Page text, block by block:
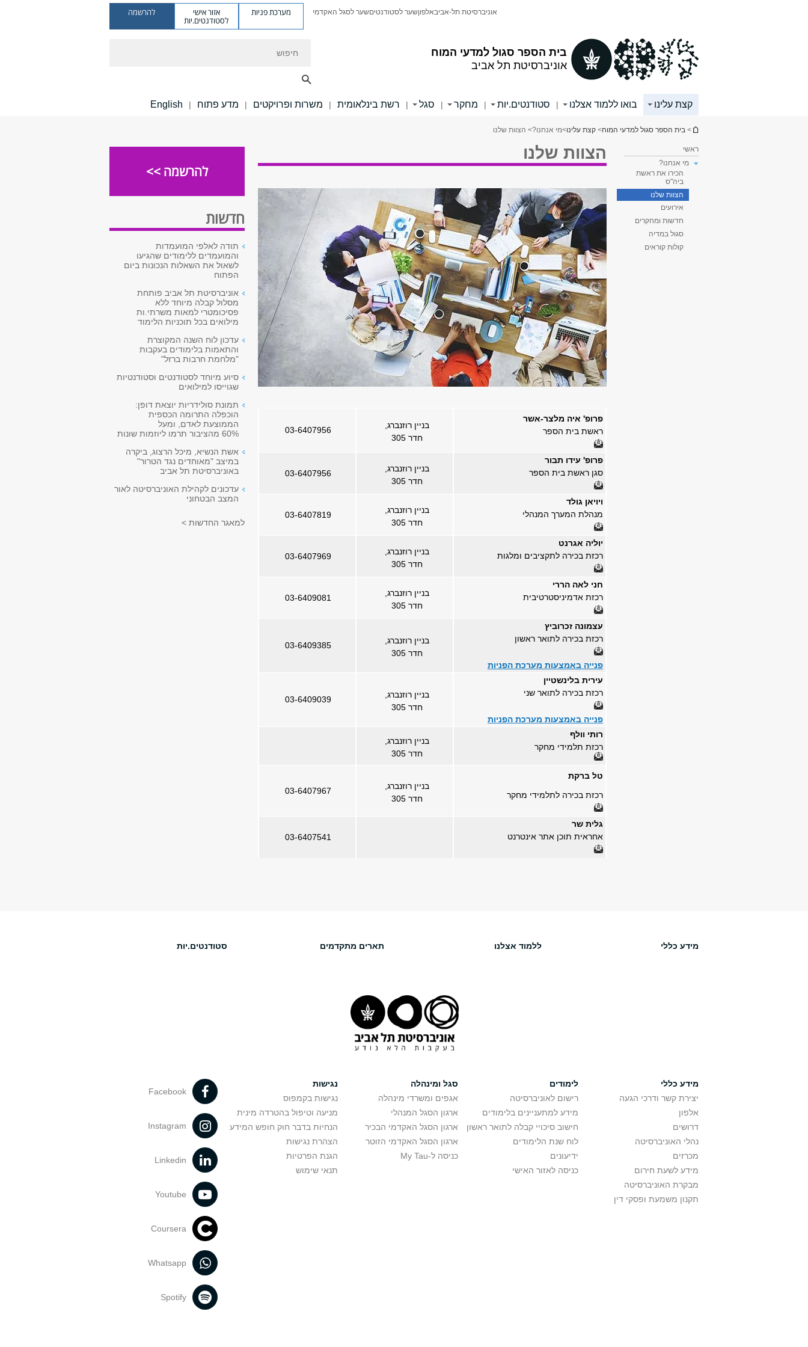
בית הספר סגול למדעי המוח
אוניברסיטת תל אביב
אוניברסיטת תל-אביבאלפוןשער לסטודנטיםשער לסגל האקדמי מערכת פניות אזור אישי
לסטודנטים.יות
להרשמה
קצת עלינו בואו ללמוד אצלנו | סטודנטים.יות | מחקר | סגל | רשת בינלאומית | משרות ופרויקטים | מדע פתוח |
English
הינך נמצא כאן
> בית הספר סגול למדעי המוח> קצת עלינו>מי אנחנו?> הצוות שלנו
ראשי
מי אנחנו?
הכירו את ראשת
ביה"ס
הצוות שלנו
אירועים
חדשות ומחקרים
סגול במדיה
קולות קוראים
הצוות שלנו
פרופ' איה מלצר-אשר
ראשת בית הספר
בניין רוזנברג,
חדר 305
03-6407956
פרופ' עידו תבור
סגן ראשת בית הספר
בניין רוזנברג,
חדר 305
03-6407956
ויויאן גולד
מנהלת המערך המנהלי
בניין רוזנברג,
חדר 305
03-6407819
יוליה אגרנט
רכזת בכירה לתקציבים ומלגות
בניין רוזנברג,
חדר 305
03-6407969
חני לאה הררי
רכזת אדמיניסטרטיבית
בניין רוזנברג,
חדר 305
03-6409081
עצמונה זכרוביץ
רכזת בכירה לתואר ראשון
פנייה באמצעות מערכת הפניות
בניין רוזנברג,
חדר 305
03-6409385
עירית בלינשטיין
רכזת בכירה לתואר שני
פנייה באמצעות מערכת הפניות
בניין רוזנברג,
חדר 305
03-6409039
רותי וולף
רכזת תלמידי מחקר
בניין רוזנברג,
חדר 305
טל ברקת
רכזת בכירה לתלמידי מחקר
בניין רוזנברג,
חדר 305
03-6407967
גלית שר
אחראית תוכן אתר אינטרנט
03-6407541
להרשמה >>
חדשות
תודה לאלפי המועמדות
והמועמדים ללימודים שהגיעו
לשאול את השאלות הנכונות ביום
הפתוח
אוניברסיטת תל אביב פותחת
מסלול קבלה מיוחד ללא
פסיכומטרי למאות משרתי.ות
מילואים בכל תוכניות הלימוד
עדכון לוח השנה המקוצרת
והתאמות בלימודים בעקבות
"מלחמת חרבות ברזל"
סיוע מיוחד לסטודנטים וסטודנטיות
שגוייסו למילואים
תמונת סולידריות יוצאת דופן:
הוכפלה התרומה הכספית
הממוצעת לאדם, ומעל
60% מהציבור תרמו ליוזמות שונות
אשת הנשיא, מיכל הרצוג, ביקרה
במיצב "מאוחדים נגד הטרור"
באוניברסיטת תל אביב
עדכונים לקהילת האוניברסיטה לאור
המצב הבטחוני
למאגר החדשות >
מידע כללי ללמוד אצלנו תארים מתקדמים סטודנטים.יות
מידע כללי
יצירת קשר ודרכי הגעה
אלפון
דרושים
נהלי האוניברסיטה
מכרזים
מידע לשעת חירום
מבקרת האוניברסיטה
תקנון משמעת ופסקי דין
לימודים
רישום לאוניברסיטה
מידע למתעניינים בלימודים
חישוב סיכויי קבלה לתואר ראשון
לוח שנת הלימודים
ידיעונים
כניסה לאזור האישי
סגל ומינהלה
אגפים ומשרדי מינהלה
ארגון הסגל המנהלי
ארגון הסגל האקדמי הבכיר
ארגון הסגל האקדמי הזוטר
כניסה ל-My Tau
נגישות
נגישות בקמפוס
מניעה וטיפול בהטרדה מינית
הנחיות בדבר חוק חופש המידע
הצהרת נגישות
הגנת הפרטיות
תנאי שימוש
Facebook
Instagram
Linkedin
Youtube
Coursera
Whatsapp
Spotify